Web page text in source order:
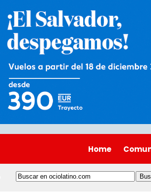
Home